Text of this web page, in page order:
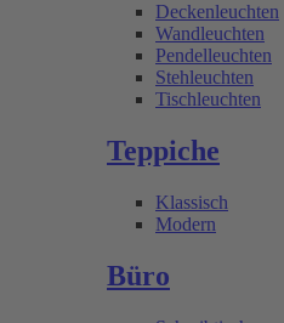
Deckenleuchten
Wandleuchten
Pendelleuchten
Stehleuchten
Tischleuchten
Teppiche
Klassisch
Modern
Büro